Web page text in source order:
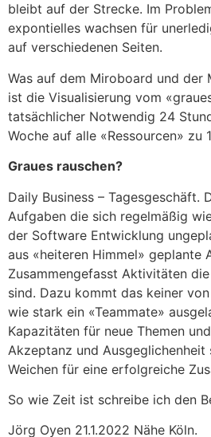
bleibt auf der Strecke. Im
expontielles wachsen für
auf verschiedenen Seiten.
Was auf dem Miroboard und der
ist die Visualisierung vom
tatsächlicher Notwendig 24
Woche auf alle «Ressourcen» zu
Graues rauschen?
Daily Business – Tagesgeschäft.
Aufgaben die sich regelmäßig
der Software Entwicklung
aus «heiteren Himmel» geplante
Zusammengefasst Aktivitäten
sind. Dazu kommt das keiner
wie stark ein «Teammate»
Kapazitäten für neue Themen
Akzeptanz und Ausgeglichenheit
Weichen für eine erfolgreiche
So wie Zeit ist schreibe ich den
Jörg Oyen 21.1.2022 Nähe Köln.